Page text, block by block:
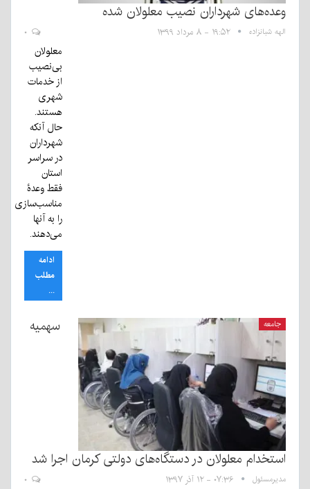
وعده‌های شهرداران نصیب معلولان شده
الهه شبانزاده ۱۹:۵۲ - ۸ مرداد ۱۳۹۹
معلولان
بی‌‌نصیب
از خدمات
شهری
هستند.
حال آنکه
شهرداران
در سراسر
استان
فقط وعدۀ
مناسب‌سازی
را به آنها
می‌دهند.
ادامه
مطلب
...
جامعه سهمیه
استخدام معلولان در دستگاه‌های دولتی کرمان اجرا شد
مدیرمسئول ۰۷:۳۶ - ۱۲ آذر ۱۳۹۷